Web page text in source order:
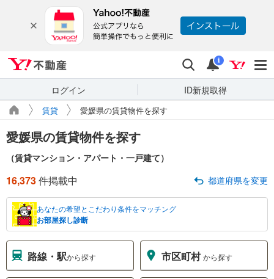
検索 通知
i
ログイン ID新規取得
賃貸 愛媛県の賃貸物件を探す
愛媛県の賃貸物件を探す
（賃貸マンション・アパート・一戸建て）
16,373件掲載中 都道府県を変更
あなたの希望とこだわり条件をマッチング
お部屋探し診断
路線・駅から探す 市区町村から探す